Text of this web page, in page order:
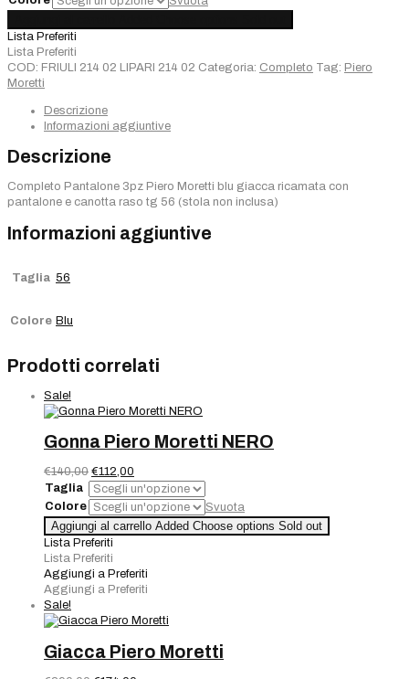
3pz
Pantalone
Piero
Moretti
quantità
Lista Preferiti
Lista Preferiti
COD: FRIULI 214 02 LIPARI 214 02 Categoria: Completo Tag: Piero
Moretti
Descrizione
Informazioni aggiuntive
Descrizione
Completo Pantalone 3pz Piero Moretti blu giacca ricamata con
pantalone e canotta raso tg 56 (stola non inclusa)
Informazioni aggiuntive
Taglia 56
Colore Blu
Prodotti correlati
Sale!
Gonna Piero Moretti NERO
€140,00 Il
prezzo
originale
era:
€140,00.
€112,00
prezzo
attuale
è:
€112,00.
Taglia
Colore
Svuota
Gonna
Piero
Moretti
NERO
quantità
Aggiungi al carrello Added Choose options Sold out
Lista Preferiti
Lista Preferiti
Aggiungi a Preferiti
Aggiungi a Preferiti
Sale!
Giacca Piero Moretti